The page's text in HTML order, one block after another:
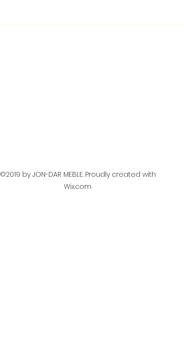
©2019 by JON-DAR MEBLE. Proudly created with
Wix.com